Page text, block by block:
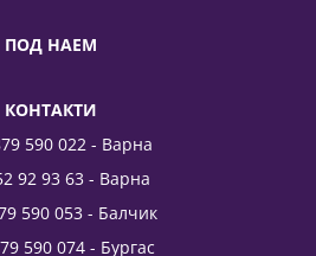
ПОД НАЕМ
КОНТАКТИ
590 022 - Варна
92 93 63 - Варна
590 053 - Балчик
590 074 - Бургас